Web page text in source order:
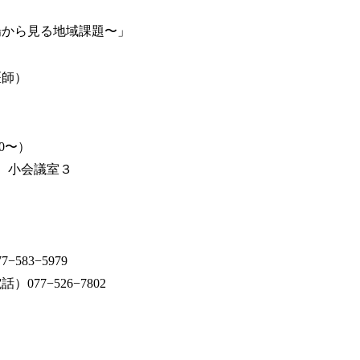
ら見る地域課題〜」
）
）
小会議室３
077−526−7802